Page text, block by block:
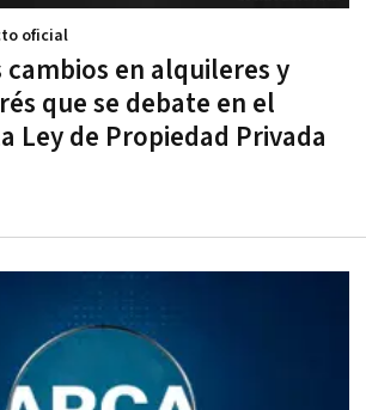
cambios en alquileres y
que se debate en el
Ley de Propiedad Privada
oficial